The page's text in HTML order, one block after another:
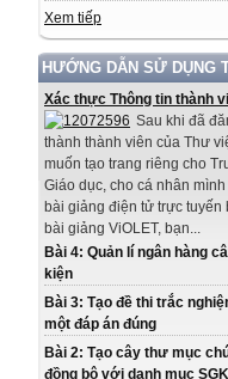
Xem tiếp
HƯỚNG DẪN SỬ DỤNG
Xác thực Thông tin thành
Sau khi đã
thành thành viên của Thư
muốn tạo trang riêng cho
Giáo dục, cho cá nhân
bài giảng điện tử trực tuyến
bài giảng ViOLET, bạn...
Bài 4: Quản lí ngân hàng
kiện
Bài 3: Tạo đề thi trắc
một đáp án đúng
Bài 2: Tạo cây thư mục
đồng bộ với danh mục SGK